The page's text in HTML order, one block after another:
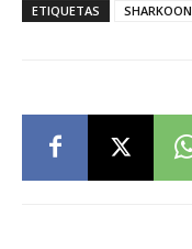
ETIQUETAS SHARKOON